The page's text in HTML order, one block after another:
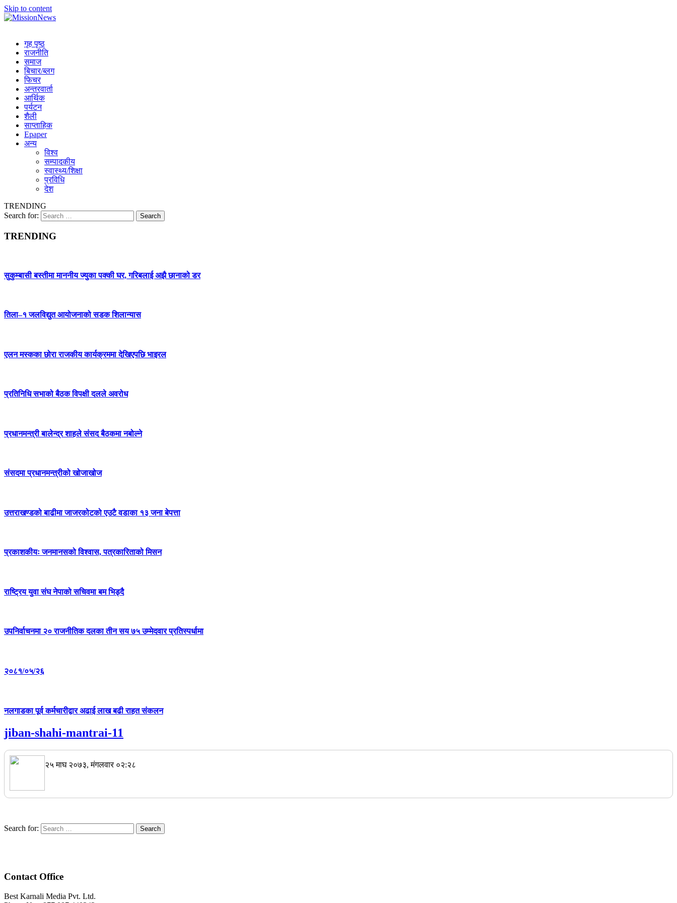
Skip to content
गृह पृष्ठ
राजनीति
समाज
बिचार/ब्लग
फिचर
अन्तरवार्ता
आर्थिक
पर्यटन
शैली
साप्ताहिक
Epaper
अन्य
विश्व
सम्पादकीय
स्वास्थ्य/शिक्षा
प्रविधि
देश
TRENDING
Search for:
TRENDING
सुकुम्बासी बस्तीमा माननीय ज्युका पक्की घर, गरिबलाई अझै छानाको डर
तिला–१ जलविद्युत आयोजनाको सडक शिलान्यास
एलन मस्कका छोरा राजकीय कार्यक्रममा देखिएपछि भाइरल
प्रतिनिधि सभाको बैठक विपक्षी दलले अवरोध
प्रधानमन्त्री बालेन्द्र शाहले संसद बैठकमा नबोल्ने
संसदमा प्रधानमन्त्रीको खोजाखोज
उत्तराखण्डको बाढीमा जाजरकोटको एउटै वडाका १३ जना बेपत्ता
प्रकाशकीयः जनमानसको विश्वास, पत्रकारिताको मिसन
राष्ट्रिय युवा संघ नेपाको सचिवमा बम भिड्दै
उपनिर्वाचनमा २० राजनीतिक दलका तीन सय ७५ उम्मेदवार प्रतिस्पर्धामा
२०८१/०५/२६
नलगाडका पूर्व कर्मचारीद्वार अढाई लाख बढी राहत संकलन
jiban-shahi-mantrai-11
२५ माघ २०७३, मंगलवार ०२:२८
Search for:
Contact Office
Best Karnali Media Pvt. Ltd.